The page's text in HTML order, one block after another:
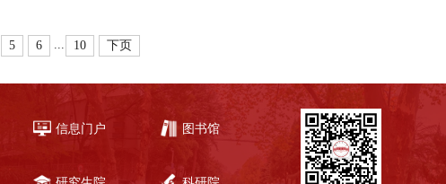
5 6 ... 10 下页
图书馆
信息门户